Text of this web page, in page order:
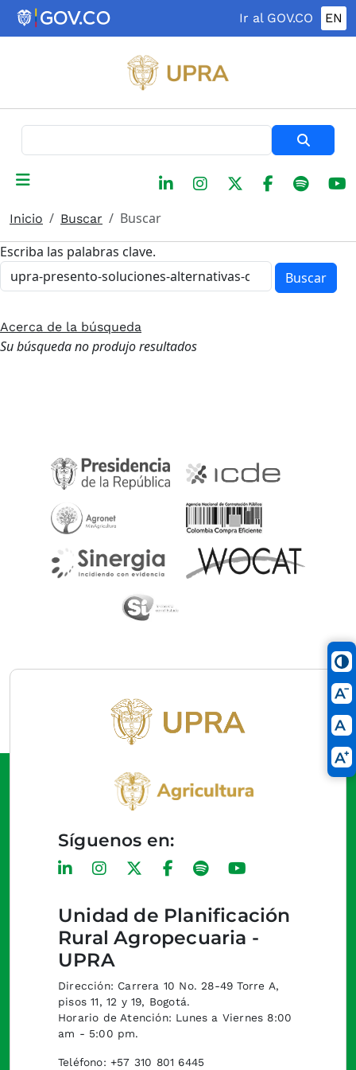
Pasar al contenido principal
Ir al GOV.CO EN
Inicio Buscar
Buscar
Escriba las palabras clave.
Buscar
Acerca de la búsqueda
Su búsqueda no produjo resultados
Unidad de Planificación
Rural Agropecuaria -
UPRA
Dirección: Carrera 10 No. 28-49 Torre A,
pisos 11, 12 y 19, Bogotá.
Horario de Atención: Lunes a Viernes 8:00
am - 5:00 pm.
Teléfono: +57 310 801 6445
Síguenos en: